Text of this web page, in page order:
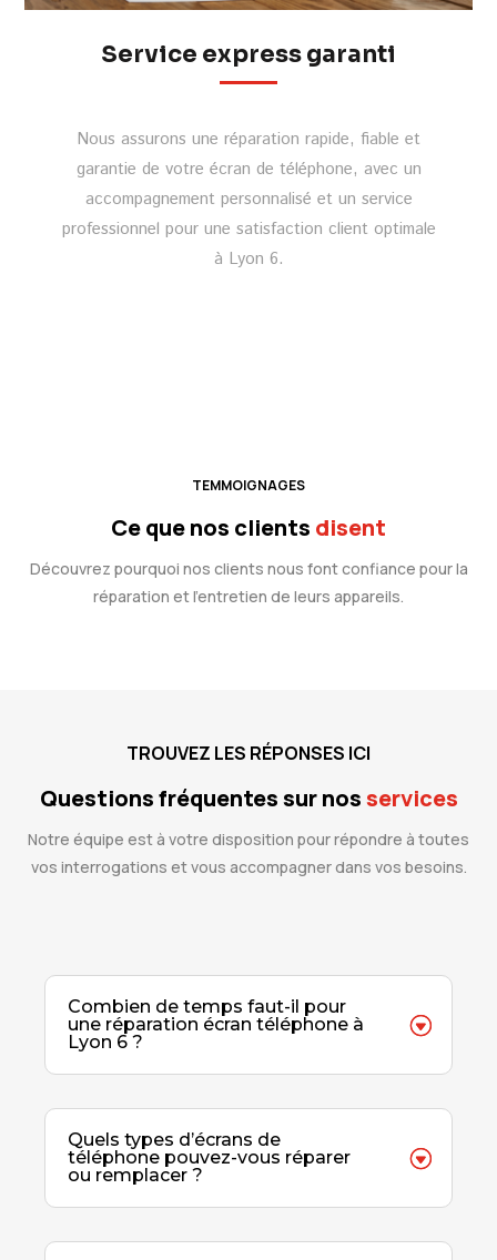
Service express garanti
Nous assurons une réparation rapide, fiable et
garantie de votre écran de téléphone, avec un
accompagnement personnalisé et un service
professionnel pour une satisfaction client optimale
à Lyon 6.
TEMMOIGNAGES
Ce que nos clients disent
Découvrez pourquoi nos clients nous font confiance pour la
réparation et l’entretien de leurs appareils.
TROUVEZ LES RÉPONSES ICI
Questions fréquentes sur nosservices
Notre équipe est à votre disposition pour répondre à toutes
vos interrogations et vous accompagner dans vos besoins.
Combien de temps faut-il pour
une réparation écran téléphone à
Lyon 6 ?
Quels types d’écrans de
téléphone pouvez-vous réparer
ou remplacer ?